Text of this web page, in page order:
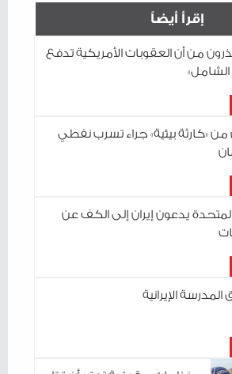
إقرأ أيضاً
من أن العقوبات الأمريكية تدفع
الشامل»
«كارثة بيئية» جراء تسرب نفطي
يدعون إيران إلى الكف عن
الإيرانية